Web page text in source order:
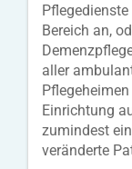
Bereich an,
aller
Einrichtung
zumindest
veränderte